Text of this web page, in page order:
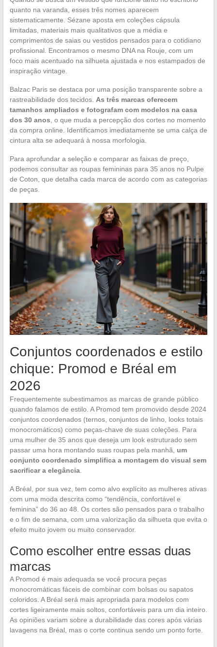
quanto na varanda, esses três nomes aparecem
sistematicamente. Sézane aposta em coleções cápsula
limitadas, materiais mais qualitativos que a média e
comprimentos de saias ou vestidos pensados para o cotidiano
profissional. Encontramos o mesmo DNA na Rouje, com um
foco mais acentuado na silhueta ajustada e nos estampados de
inspiração vintage.
Balzac Paris se destaca por uma posição transparente sobre a
rastreabilidade dos tecidos. As três marcas oferecem
tamanhos ampliados e fotografam com modelos na casa
dos 30 anos , o que muda a percepção dos cortes no momento
da compra online. Identificamos imediatamente se uma calça de
cintura alta se adequará à nossa morfologia.
Para aprofundar a seleção e comparar as faixas de preço,
podemos consultar as roupas femininas para 35 anos no Pulpe
de Coton, que detalha cada marca de acordo com as categorias
de peças.
Conjuntos coordenados e estilo
chique: Promod e Bréal em
2026
Frequentemente subestimamos as marcas de grande público
quando falamos de estilo. A Promod tem promovido desde 2024
conjuntos coordenados (ternos, conjuntos de linho, looks totais
monocromáticos) como peças-chave de suas coleções. Para
uma mulher de 35 anos que deseja um look estruturado sem
passar uma hora montando suas roupas pela manhã, um
conjunto coordenado simplifica a montagem do visual sem
sacrificar a elegância.
A Bréal, por sua vez, tem como alvo explícito as mulheres ativas
com uma moda descrita como “tendência, confortável e
feminina” do 36 ao 48. Os cortes são pensados para o trabalho
e o fim de semana, com uma valorização da silhueta que evita o
efeito muito jovem ou muito conservador.
Como escolher entre essas duas
marcas
A Promod é mais adequada se você procura peças
monocromáticas fáceis de combinar com bolsas ou sapatos
coloridos. A Bréal será mais apropriada para modelos com
cortes ligeiramente mais soltos, confortáveis para um dia inteiro.
As opiniões variam sobre a durabilidade das cores após várias
lavagens na Bréal, mas o corte continua sendo um ponto forte.